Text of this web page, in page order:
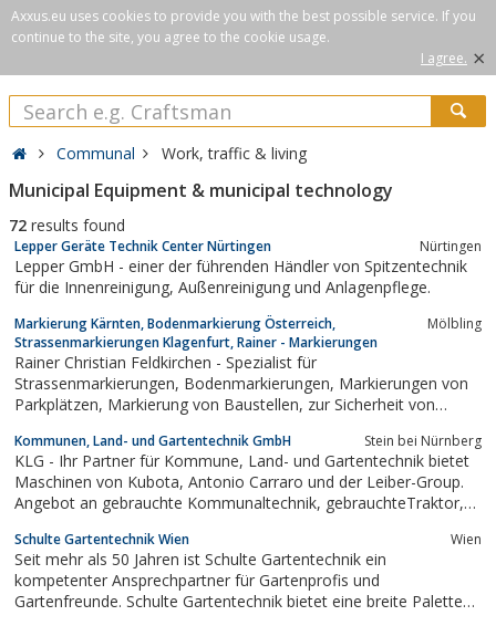
Axxus.eu uses cookies to provide you with the best possible service. If you
continue to the site, you agree to the cookie usage.
I agree. ×
Communal Work, traffic & living
Municipal Equipment & municipal technology
72 results found
Lepper Geräte Technik Center Nürtingen Nürtingen
Lepper GmbH - einer der führenden Händler von Spitzentechnik
für die Innenreinigung, Außenreinigung und Anlagenpflege.
Markierung Kärnten, Bodenmarkierung Österreich,
Strassenmarkierungen Klagenfurt, Rainer - Markierungen
Mölbling
Rainer Christian Feldkirchen - Spezialist für
Strassenmarkierungen, Bodenmarkierungen, Markierungen von
Parkplätzen, Markierung von Baustellen, zur Sicherheit von
Kommunen, Land- und Gartentechnik GmbH Stein bei Nürnberg
KLG - Ihr Partner für Kommune, Land- und Gartentechnik bietet
Maschinen von Kubota, Antonio Carraro und der Leiber-Group.
Angebot an gebrauchte Kommunaltechnik, gebrauchteTraktor,
Schulte Gartentechnik Wien Wien
Seit mehr als 50 Jahren ist Schulte Gartentechnik ein
kompetenter Ansprechpartner für Gartenprofis und
Gartenfreunde. Schulte Gartentechnik bietet eine breite Palette